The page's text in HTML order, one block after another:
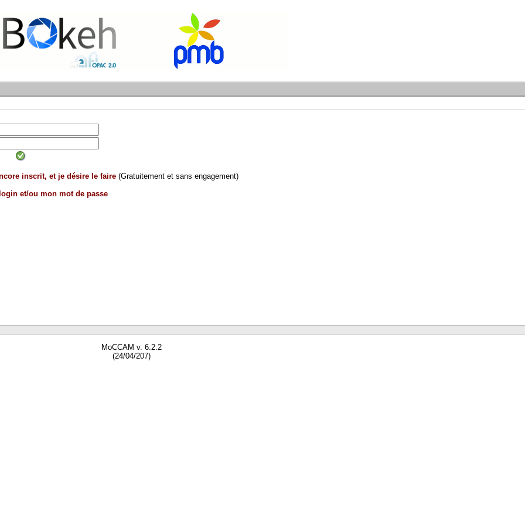
inscrit, et je désire le faire (Gratuitement et sans engagement)
et/ou mon mot de passe
MoCCAM v. 6.2.2
(24/04/207)